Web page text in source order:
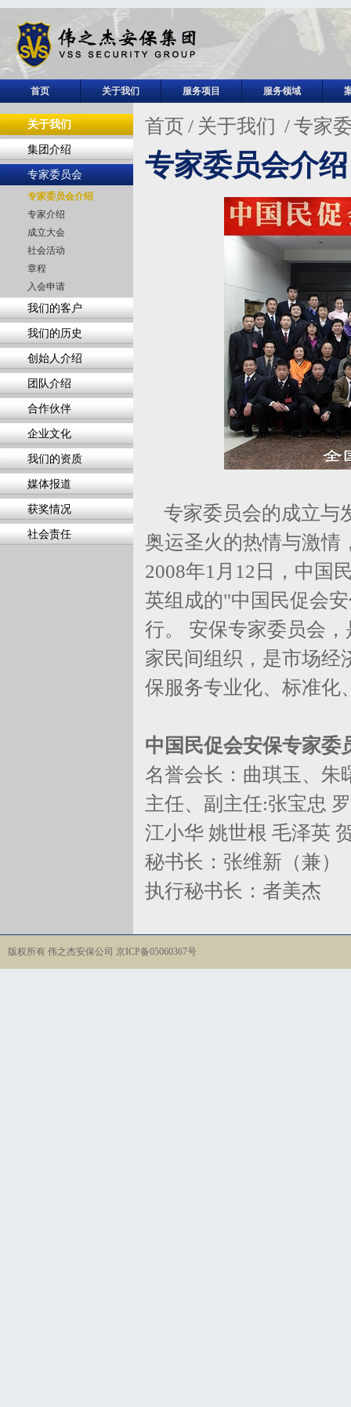
首页 关于我们 服务项目 服务领域
关于我们
集团介绍
专家委员会
专家委员会介绍
专家介绍
成立大会
社会活动
章程
入会申请
我们的客户
我们的历史
创始人介绍
团队介绍
合作伙伴
企业文化
我们的资质
媒体报道
获奖情况
社会责任
首页 / 关于我们 /专家
专家委员会介绍
专家委员会的成立与
奥运圣火的热情与激情
2008年1月12日，中国
英组成的"中国民促会
行。 安保专家委员会
家民间组织，是市场经
保服务专业化、标准化
中国民促会安保专家委
名誉会长：曲琪玉、朱
主任、副主任:张宝忠
江小华 姚世根 毛泽英
秘书长：张维新（兼）
执行秘书长：者美杰
版权所有 伟之杰安保公司 京ICP备05060367号